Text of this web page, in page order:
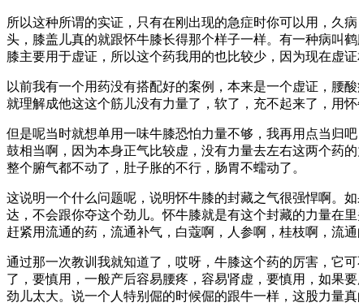
所以这种所谓的实证，只有在刚出现的急症时你可以用，久
头，膝盖儿真的就跟怀牛膝长得那个样子一样。有一种病叫
膝主要用于虚证，所以这个药我用的也比较少，因为现在虚证
以前我有一个用药没有搭配好的案例，本来是一个虚证，腰
就理解成他这这个筋儿没有力量了，软了，充不起来了，用
但是呢当时就想单用一味牛膝恐怕力量不够，我再用点当归
鼓相当啊，因为本身正气比较虚，没有力量去左右这两个药
整个腑气都不动了，肚子胀的不行，肠胃不蠕动了。
这说明一个什么问题呢，说明怀牛膝的封藏之气很强悍啊。
达，不会跟你夺这个劲儿。怀牛膝就是有这个封藏的力量在
赶紧用流通的药，流通补气，白蔻啊，人参啊，桂枝啊，流
通过那一次教训我就知道了，哎呀，牛膝这个药的厉害，它
了，要慎用，一般产后容易腰疼，容易肾虚，要慎用，如果
劲儿太大。说一个人特别倔的时候倔的跟牛一样，这股力量